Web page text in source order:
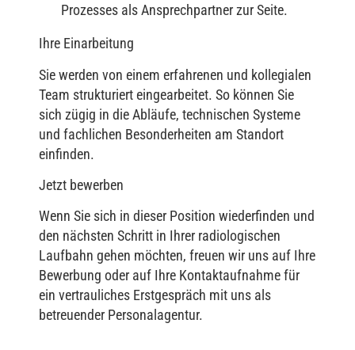
Prozesses als Ansprechpartner zur Seite.
Ihre Einarbeitung
Sie werden von einem erfahrenen und kollegialen
Team strukturiert eingearbeitet. So können Sie
sich zügig in die Abläufe, technischen Systeme
und fachlichen Besonderheiten am Standort
einfinden.
Jetzt bewerben
Wenn Sie sich in dieser Position wiederfinden und
den nächsten Schritt in Ihrer radiologischen
Laufbahn gehen möchten, freuen wir uns auf Ihre
Bewerbung oder auf Ihre Kontaktaufnahme für
ein vertrauliches Erstgespräch mit uns als
betreuender Personalagentur.